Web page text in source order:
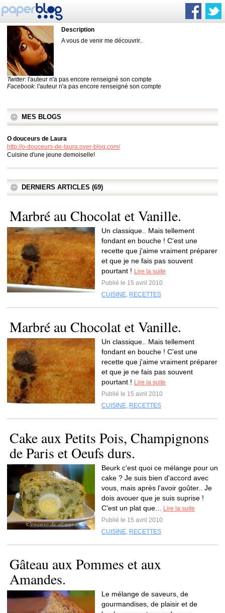
Description
A vous de venir me découvrir..
Twitter: l'auteur n'a pas encore renseigné son compte
Facebook: l'auteur n'a pas encore renseigné son compte
MES BLOGS
O douceurs de Laura
http://o-douceurs-de-laura.over-blog.com/
Cuisine d'une jeune demoiselle!
DERNIERS ARTICLES (69)
Marbré au Chocolat et Vanille.
Un classique.. Mais tellement
fondant en bouche ! C'est une
recette que j'aime vraiment préparer
et que je ne fais pas souvent
pourtant ! Lire la suite
Publié le 15 avril 2010
CUISINE, RECETTES
Marbré au Chocolat et Vanille.
Un classique.. Mais tellement
fondant en bouche ! C'est une
recette que j'aime vraiment préparer
et que je ne fais pas souvent
pourtant ! Lire la suite
Publié le 15 avril 2010
CUISINE, RECETTES
Cake aux Petits Pois, Champignons
de Paris et Oeufs durs.
Beurk c'est quoi ce mélange pour un
cake ? Je suis bien d'accord avec
vous, mais après l'avoir goûter.. Je
dois avouer que je suis suprise !
C'est un plat que...
Lire la suite
Publié le 15 avril 2010
CUISINE, RECETTES
Gâteau aux Pommes et aux
Amandes.
Le mélange de saveurs, de
gourmandises, de plaisir et de